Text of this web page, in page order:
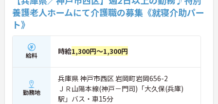
養護老人ホームにて介護職の募集《就寝介助パー
ト》
給料 時給1,300円～1,300円
勤務地
兵庫県 神戸市西区 岩岡町岩岡656-2
ＪＲ山陽本線(神戸－門司)「大久保(兵庫)
駅」バス・車15分